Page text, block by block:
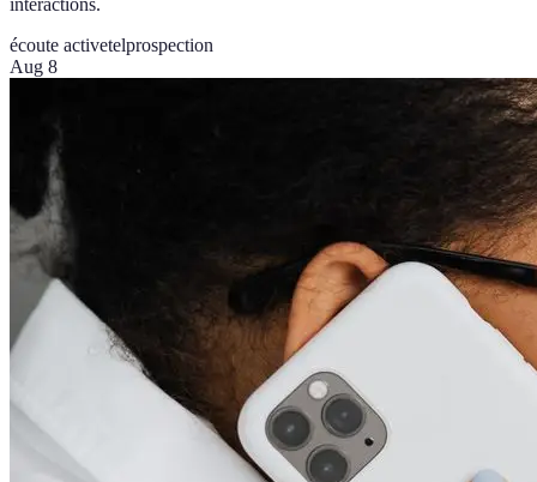
interactions.
écoute activetelprospection
Aug 8